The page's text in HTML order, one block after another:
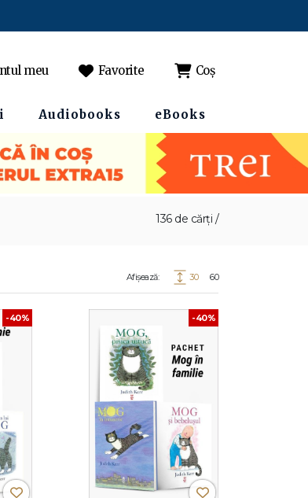
meu Favorite Coș
Audiobooks eBooks
136 de cărți /
Afișează: 30 60
-40% -40%